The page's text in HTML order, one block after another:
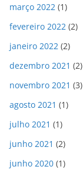
março 2022 (1)
fevereiro 2022 (2)
janeiro 2022 (2)
dezembro 2021 (2)
novembro 2021 (3)
agosto 2021 (1)
julho 2021 (1)
junho 2021 (2)
junho 2020 (1)